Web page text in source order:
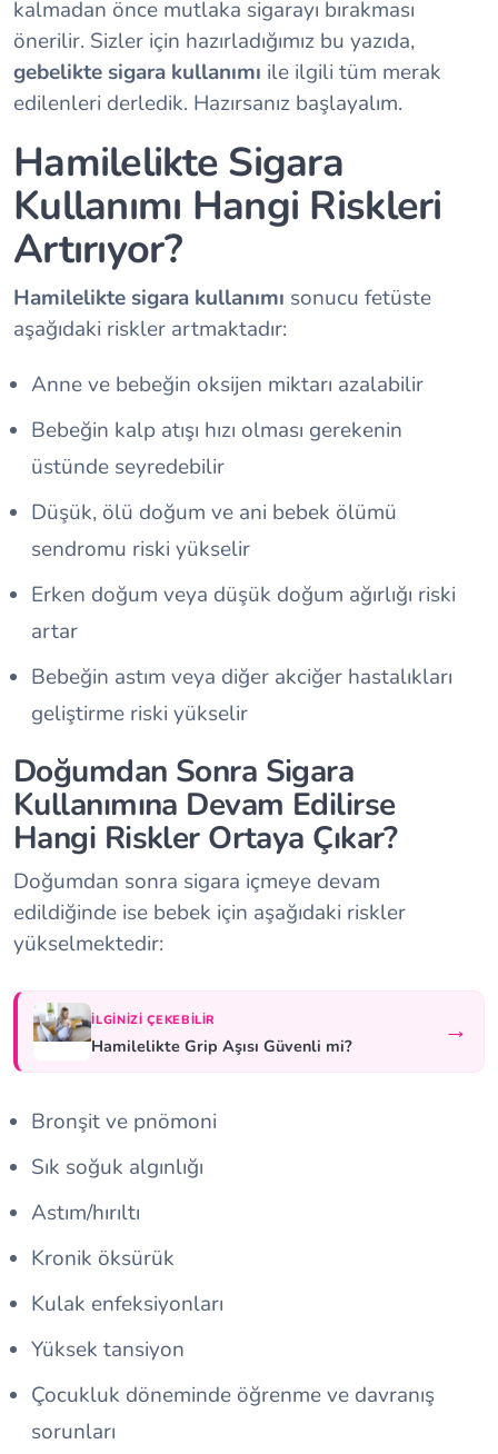
kalmadan önce mutlaka sigarayı bırakması
önerilir. Sizler için hazırladığımız bu yazıda,
gebelikte sigara kullanımı ile ilgili tüm merak
edilenleri derledik. Hazırsanız başlayalım.
Hamilelikte Sigara
Kullanımı Hangi Riskleri
Artırıyor?
Hamilelikte sigara kullanımı sonucu fetüste
aşağıdaki riskler artmaktadır:
Anne ve bebeğin oksijen miktarı azalabilir
Bebeğin kalp atışı hızı olması gerekenin
üstünde seyredebilir
Düşük, ölü doğum ve ani bebek ölümü
sendromu riski yükselir
Erken doğum veya düşük doğum ağırlığı riski
artar
Bebeğin astım veya diğer akciğer hastalıkları
geliştirme riski yükselir
Doğumdan Sonra Sigara
Kullanımına Devam Edilirse
Hangi Riskler Ortaya Çıkar?
Doğumdan sonra sigara içmeye devam
edildiğinde ise bebek için aşağıdaki riskler
yükselmektedir:
İLGINIZI ÇEKEBILIR
Hamilelikte Grip Aşısı Güvenli mi? →
Bronşit ve pnömoni
Sık soğuk algınlığı
Astım/hırıltı
Kronik öksürük
Kulak enfeksiyonları
Yüksek tansiyon
Çocukluk döneminde öğrenme ve davranış
sorunları